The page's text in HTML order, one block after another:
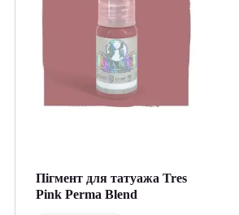
Пігмент для татуажа Tres
Pink Perma Blend